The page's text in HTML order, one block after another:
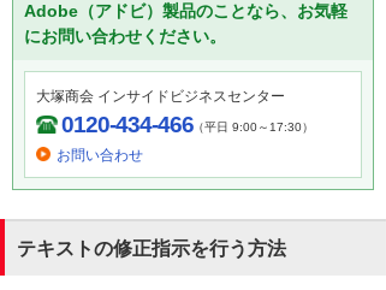
Adobe（アドビ）製品のことなら、お気軽
にお問い合わせください。
大塚商会 インサイドビジネスセンター
0120-434-466（平日 9:00～17:30）
お問い合わせ
テキストの修正指示を行う方法